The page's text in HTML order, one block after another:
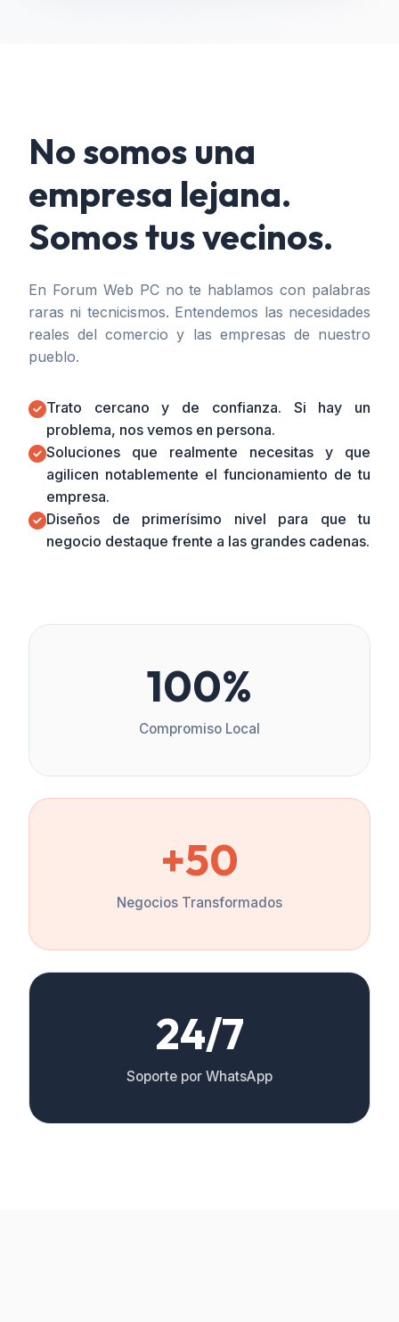
No somos una
empresa lejana.
Somos tus vecinos.
En Forum Web PC no te hablamos con palabras
raras ni tecnicismos. Entendemos las necesidades
reales del comercio y las empresas de nuestro
pueblo.
Trato cercano y de confianza. Si hay un
problema, nos vemos en persona.
Soluciones que realmente necesitas y que
agilicen notablemente el funcionamiento de tu
empresa.
Diseños de primerísimo nivel para que tu
negocio destaque frente a las grandes cadenas.
100%
Compromiso Local
+50
Negocios Transformados
24/7
Soporte por WhatsApp